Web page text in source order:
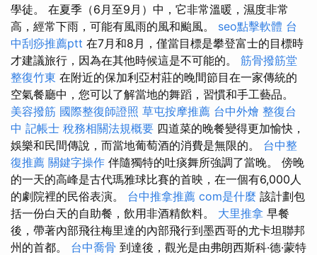
學徒。 在夏季（6月至9月）中，它非常溫暖，濕度非常
高，經常下雨，可能有風雨的風和颱風。 seo點擊軟體 台
中刮痧推薦ptt 在7月和8月，僅當目標是攀登富士的目標時
才建議旅行，因為在其他時候這是不可能的。 筋骨撥筋堂
整復竹東 在附近的保加利亞村莊的晚間節目在一家傳統的
空氣餐廳中，您可以了解當地的舞蹈，習慣和手工藝品。
美容撥筋 國際整復師證照 草屯按摩推薦 台中外燴 整復台
中 記帳士 稅務相關法規概要 四道菜的晚餐變得更加愉快，
娛樂和民間傳說，而當地葡萄酒的消費是無限的。 台中整
復推薦 關鍵字操作 伴隨獨特的吐痰舞所強調了當晚。 傍晚
的一天的高峰是古代瑪雅球比賽的首映，在一個有6,000人
的劇院裡的民俗表演。 台中推拿推薦 com是什麼 該計劃包
括一份白天的自助餐，飲用非酒精飲料。 大里推拿 早餐
後，帶著內部飛往梅里達的內部飛行到墨西哥的尤卡坦聯邦
州的首都。 台中喬骨 到達後，觀光是由弗朗西斯科·德·蒙特